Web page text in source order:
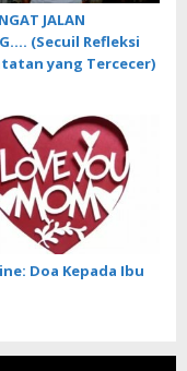
JALAN
(Secuil Refleksi
yang Tercecer)
Doa Kepada Ibu